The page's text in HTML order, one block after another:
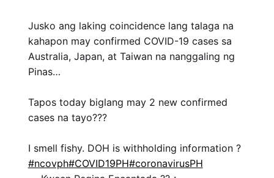
Jusko ang laking coincidence lang talaga na
kahapon may confirmed COVID-19 cases sa
Australia, Japan, at Taiwan na nanggaling ng
Pinas…
Tapos today biglang may 2 new confirmed
cases na tayo???
I smell fishy. DOH is withholding information ?
#ncovph#COVID19PH#coronavirusPH